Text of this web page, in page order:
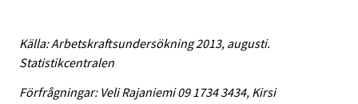
Källa: Arbetskraftsundersökning 2013, augusti.
Statistikcentralen
Förfrågningar: Veli Rajaniemi 09 1734 3434, Kirsi